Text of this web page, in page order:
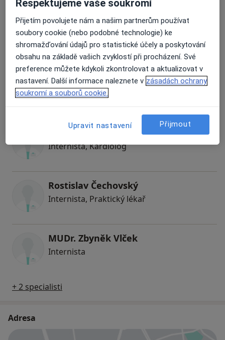
MUDr. Petr Huvar
Internista, Gastroenterolog
6 názorů
Dagmar Palasová
Internista, Diagnostik
Antonín Káňa
Internista, Kardiolog
Rostislav Čechovský
Internista, Praktický lékař
MUDr. Zbyněk Vlček
Internista
+ 2 specialisti
Adresa
Respektujeme vaše soukromí
Přijetím povolujete nám a našim partnerům používat
soubory cookie (nebo podobné technologie) ke
shromažďování údajů pro statistické účely a poskytování
obsahu na základě vašich zvyklostí při procházení. Své
preference můžete kdykoli zkontrolovat a aktualizovat v
nastavení. Další informace naleznete v zásadách ochrany
soukromí a souborů cookie.
Upravit nastavení Přijmout